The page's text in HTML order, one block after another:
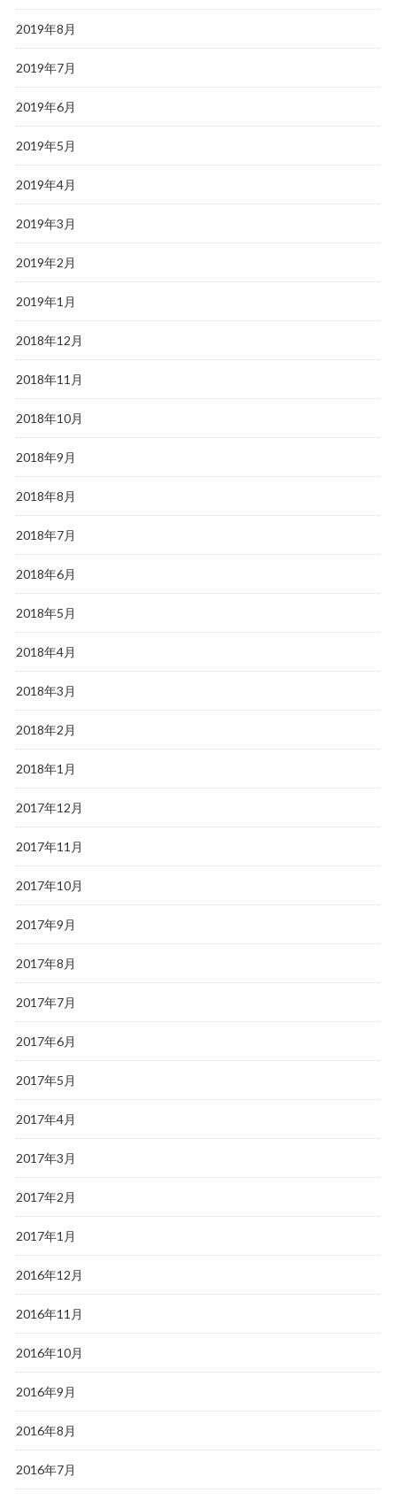
2019年8月
2019年7月
2019年6月
2019年5月
2019年4月
2019年3月
2019年2月
2019年1月
2018年12月
2018年11月
2018年10月
2018年9月
2018年8月
2018年7月
2018年6月
2018年5月
2018年4月
2018年3月
2018年2月
2018年1月
2017年12月
2017年11月
2017年10月
2017年9月
2017年8月
2017年7月
2017年6月
2017年5月
2017年4月
2017年3月
2017年2月
2017年1月
2016年12月
2016年11月
2016年10月
2016年9月
2016年8月
2016年7月